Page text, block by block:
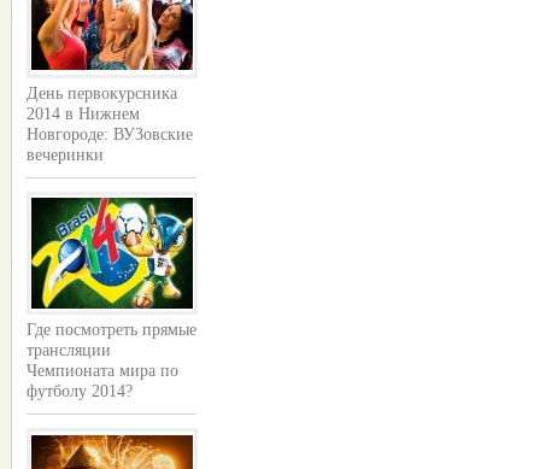
День первокурсника
2014 в Нижнем
Новгороде: ВУЗовские
вечеринки
Где посмотреть прямые
трансляции
Чемпионата мира по
футболу 2014?